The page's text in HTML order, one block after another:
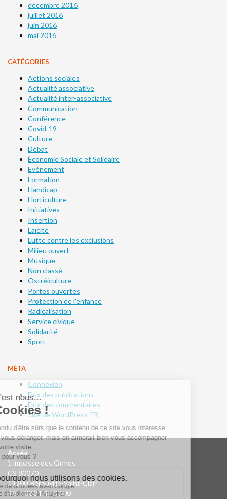
décembre 2016
juillet 2016
juin 2016
mai 2016
CATÉGORIES
Actions sociales
Actualité associative
Actualité inter-associative
Communication
Conférence
Covid-19
Culture
Débat
Économie Sociale et Solidaire
Evénement
Formation
Handicap
Horticulture
Initiatives
Insertion
Laïcité
Lutte contre les exclusions
Milieu ouvert
Musique
Non classé
Ostréiculture
Portes ouvertes
Protection de l'enfance
Radicalisation
Service civique
Solidarité
Sport
MÉTA
Connexion
Flux des publications
Flux des commentaires
Site de WordPress-FR
Acséa
1 impasse des Ormes
CS 80070
14200 Hérouville-Saint-Clair
Tél. : 02 31 47 00 00